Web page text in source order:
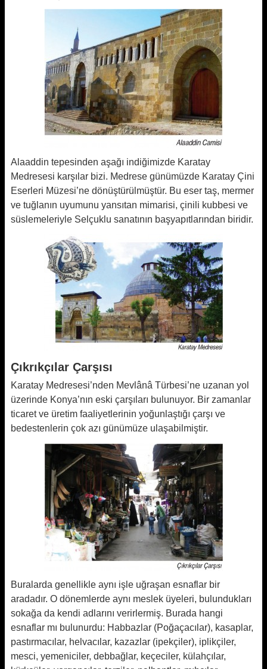
Alaaddin tepesinden aşağı indiğimizde Karatay
Medresesi karşılar bizi. Medrese günümüzde Karatay Çini
Eserleri Müzesi’ne dönüştürülmüştür. Bu eser taş, mermer
ve tuğlanın uyumunu yansıtan mimarisi, çinili kubbesi ve
süslemeleriyle Selçuklu sanatının başyapıtlarından biridir.
Çıkrıkçılar Çarşısı
Karatay Medresesi’nden Mevlânâ Türbesi’ne uzanan yol
üzerinde Konya’nın eski çarşıları bulunuyor. Bir zamanlar
ticaret ve üretim faaliyetlerinin yoğunlaştığı çarşı ve
bedestenlerin çok azı günümüze ulaşabilmiştir.
Buralarda genellikle aynı işle uğraşan esnaflar bir
aradadır. O dönemlerde aynı meslek üyeleri, bulundukları
sokağa da kendi adlarını verirlermiş. Burada hangi
esnaflar mı bulunurdu: Habbazlar (Poğaçacılar), kasaplar,
pastırmacılar, helvacılar, kazazlar (ipekçiler), iplikçiler,
mesci, yemeniciler, debbağlar, keçeciler, külahçılar,